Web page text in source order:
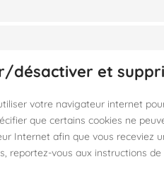
désactiver et
votre navigateur internet
que certains cookies ne
Internet afin que vous receviez
reportez-vous aux instructions